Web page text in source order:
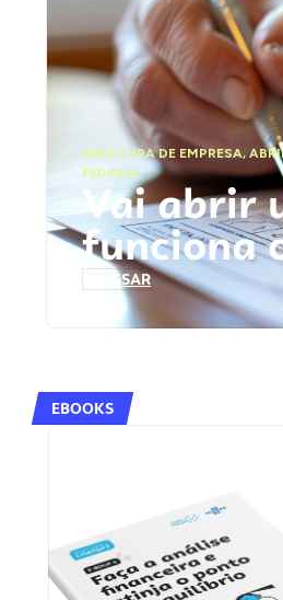
ABERTURA DE EMPRESA,
FEDERAL
Vai abrir
funciona
ACESSAR
EBOOKS